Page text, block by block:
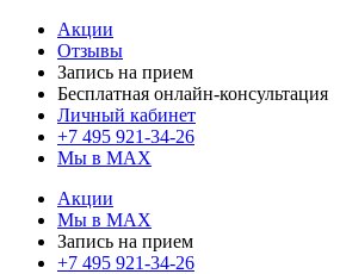
Акции
Отзывы
Запись на прием
Бесплатная онлайн-консультация
Личный кабинет
+7 495 921-34-26
Мы в MAX
Акции
Мы в MAX
Запись на прием
+7 495 921-34-26